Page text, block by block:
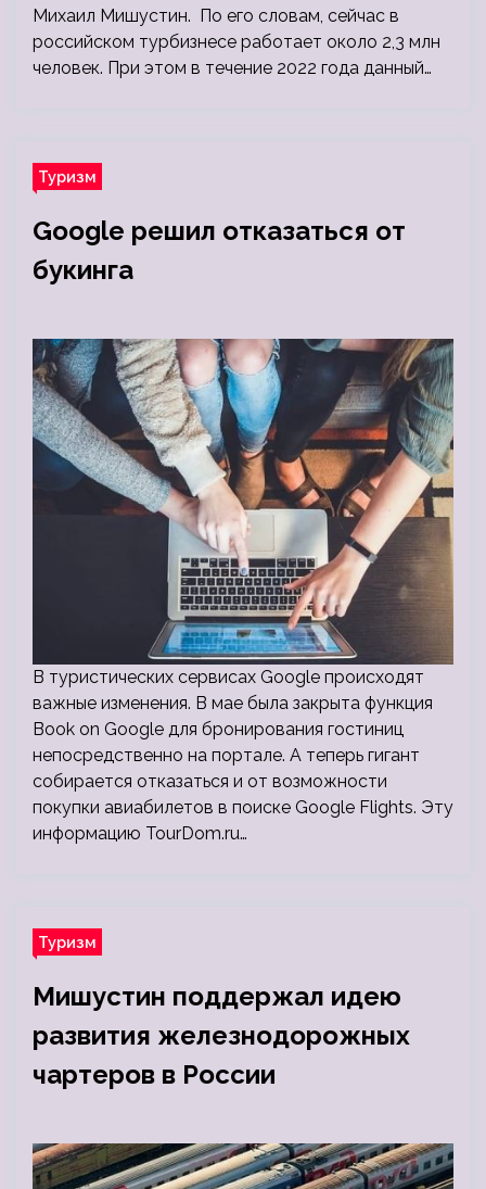
Михаил Мишустин. По его словам, сейчас в
российском турбизнесе работает около 2,3 млн
человек. При этом в течение 2022 года данный…
Туризм
Google решил отказаться от
букинга
В туристических сервисах Google происходят
важные изменения. В мае была закрыта функция
Book on Google для бронирования гостиниц
непосредственно на портале. А теперь гигант
собирается отказаться и от возможности
покупки авиабилетов в поиске Google Flights. Эту
информацию TourDom.ru…
Туризм
Мишустин поддержал идею
развития железнодорожных
чартеров в России